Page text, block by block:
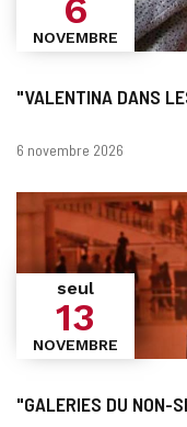
"VALENTINA DANS
6
NOVEMBRE
Dates
6 novembre 2026
"GALERIES DU NON-
seul
13
NOVEMBRE